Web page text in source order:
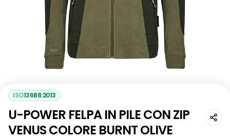
ISO13688:2013
U-POWER FELPA IN PILE CON ZIP
VENUS COLORE BURNT OLIVE